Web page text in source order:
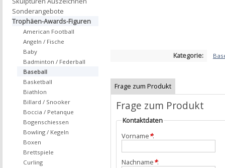
Kategorie:
Frage zum Produkt
Frage zum Produkt
Kontaktdaten
Vorname*:
Nachname*:
Sonderangebote
Trophäen-Awards-Figuren
American Football
Angeln / Fische
Baby
Badminton / Federball
Baseball
Basketball
Biathlon
Billard / Snooker
Boccia / Petanque
Bogenschiessen
Bowling / Kegeln
Boxen
Brettspiele
Curling